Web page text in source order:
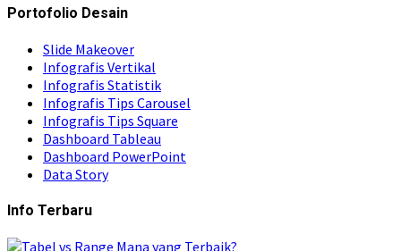
Portofolio Desain
Slide Makeover
Infografis Vertikal
Infografis Statistik
Infografis Tips Carousel
Infografis Tips Square
Dashboard Tableau
Dashboard PowerPoint
Data Story
Info Terbaru